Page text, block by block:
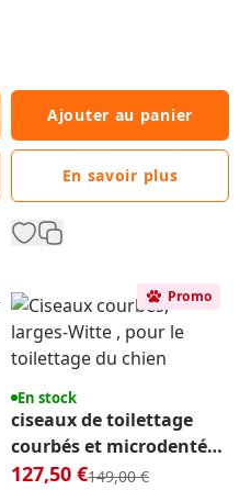
Ajouter au panier
En savoir plus
Promo
En stock
ciseaux de toilettage
courbés et microdentés
Roseline 8.25" 20 cm RL
Exclu Web
127,50 €Prix normal
149,00 €